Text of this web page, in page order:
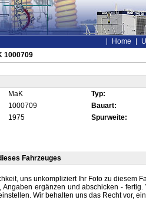
Home
1000709
MaK Typ:
1000709 Bauart:
1975 Spurweite:
Fahrzeuges
uns unkompliziert Ihr Foto zu diesem
Angaben ergänzen und abschicken -
Wir behalten uns das Recht vor,